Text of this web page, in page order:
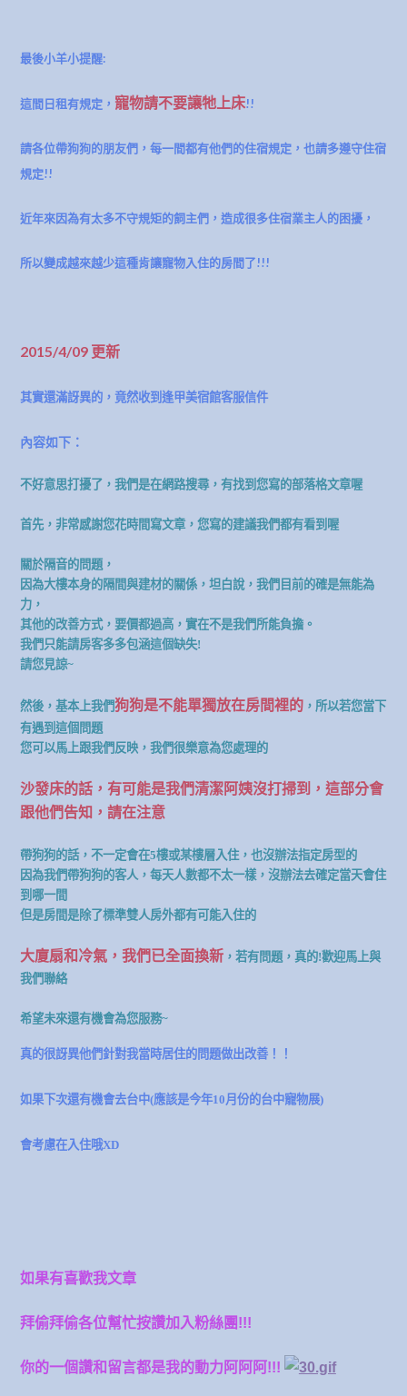
最後小羊小提醒:
這間日租有規定， 寵物請不要讓牠上床!!
請各位帶狗狗的朋友們，每一間都有他們的住宿規定，也請多遵守住宿
規定!!
近年來因為有太多不守規矩的飼主們，造成很多住宿業主人的困擾，
所以變成越來越少這種肯讓寵物入住的房間了!!!
2015/4/09 更新
其實還滿訝異的，竟然收到逢甲美宿館客服信件
內容如下：
不好意思打擾了，我們是在網路搜尋，有找到您寫的部落格文章喔
首先，非常感謝您花時間寫文章，您寫的建議我們都有看到喔
關於隔音的問題，
因為大樓本身的隔間與建材的關係，坦白說，我們目前的確是無能為
力，
其他的改善方式，要價都過高，實在不是我們所能負擔。
我們只能請房客多多包涵這個缺失!
請您見諒~
然後，基本上我們狗狗是不能單獨放在房間裡的，所以若您當下
有遇到這個問題
您可以馬上跟我們反映，我們很樂意為您處理的
沙發床的話，有可能是我們清潔阿姨沒打掃到，這部分會
跟他們告知，請在注意
帶狗狗的話，不一定會在5樓或某樓層入住，也沒辦法指定房型的
因為我們帶狗狗的客人，每天人數都不太一樣，沒辦法去確定當天會住
到哪一間
但是房間是除了標準雙人房外都有可能入住的
大廈扇和冷氣，我們已全面換新，若有問題，真的!歡迎馬上與
我們聯絡
希望未來還有機會為您服務~
真的很訝異他們針對我當時居住的問題做出改善！！
如果下次還有機會去台中(應該是今年10月份的台中寵物展)
會考慮在入住哦XD
如果有喜歡我文章
拜偷拜偷各位幫忙按讚加入粉絲團!!!
你的一個讚和留言都是我的動力阿阿阿!!!